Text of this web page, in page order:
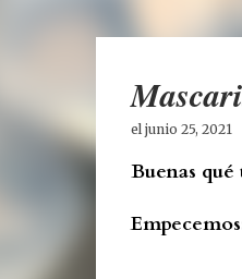
el junio 25, 2021
Buenas